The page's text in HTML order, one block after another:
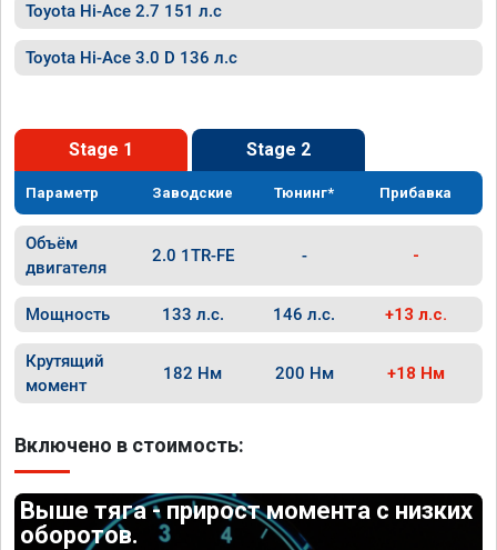
Toyota Hi-Ace 2.7 151 л.с
Toyota Hi-Ace 3.0 D 136 л.с
Stage 1 Stage 2
Параметр Заводские Тюнинг* Прибавка
Объём
двигателя
2.0 1TR-FE - -
Мощность 133 л.с. 146 л.с. +13 л.с.
Крутящий
момент
182 Нм 200 Нм +18 Нм
Включено в стоимость:
Выше тяга - прирост момента с низких
оборотов.